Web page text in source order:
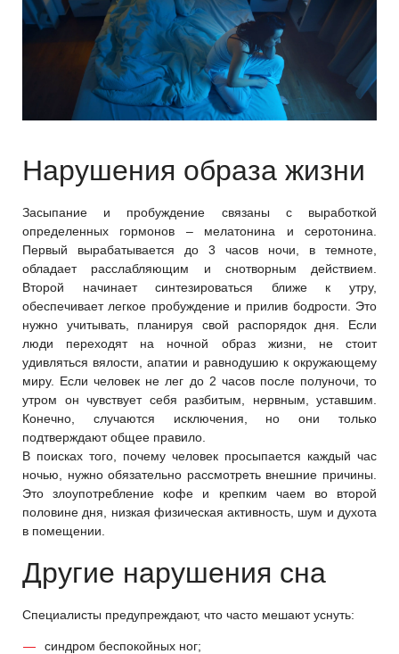
Нарушения образа жизни
Засыпание и пробуждение связаны с выработкой
определенных гормонов – мелатонина и серотонина.
Первый вырабатывается до 3 часов ночи, в темноте,
обладает расслабляющим и снотворным действием.
Второй начинает синтезироваться ближе к утру,
обеспечивает легкое пробуждение и прилив бодрости. Это
нужно учитывать, планируя свой распорядок дня. Если
люди переходят на ночной образ жизни, не стоит
удивляться вялости, апатии и равнодушию к окружающему
миру. Если человек не лег до 2 часов после полуночи, то
утром он чувствует себя разбитым, нервным, уставшим.
Конечно, случаются исключения, но они только
подтверждают общее правило.
В поисках того, почему человек просыпается каждый час
ночью, нужно обязательно рассмотреть внешние причины.
Это злоупотребление кофе и крепким чаем во второй
половине дня, низкая физическая активность, шум и духота
в помещении.
Другие нарушения сна
Специалисты предупреждают, что часто мешают уснуть:
синдром беспокойных ног;